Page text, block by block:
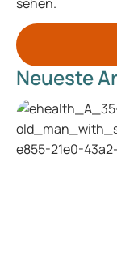
Neueste